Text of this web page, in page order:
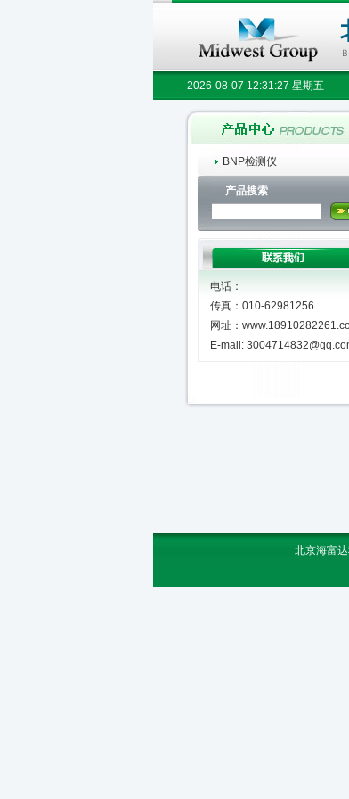
2026-08-07 12:31:27 星期五
BNP检测仪
产品搜索
电话：
传真：010-62981256
网址：
E-mail:
北京海富